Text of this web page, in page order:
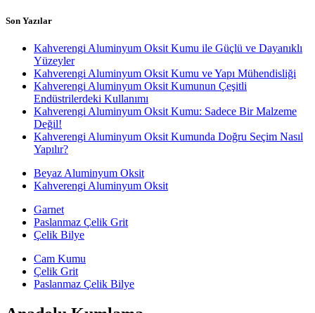
Son Yazılar
Kahverengi Aluminyum Oksit Kumu ile Güçlü ve Dayanıklı
Yüzeyler
Kahverengi Aluminyum Oksit Kumu ve Yapı Mühendisliği
Kahverengi Aluminyum Oksit Kumunun Çeşitli
Endüstrilerdeki Kullanımı
Kahverengi Aluminyum Oksit Kumu: Sadece Bir Malzeme
Değil!
Kahverengi Aluminyum Oksit Kumunda Doğru Seçim Nasıl
Yapılır?
Beyaz Aluminyum Oksit
Kahverengi Aluminyum Oksit
Garnet
Paslanmaz Çelik Grit
Çelik Bilye
Cam Kumu
Çelik Grit
Paslanmaz Çelik Bilye